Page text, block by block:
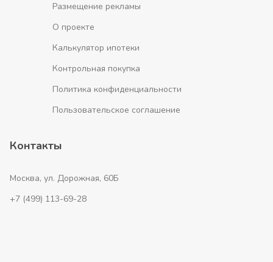
Размещение рекламы
О проекте
Калькулятор ипотеки
Контрольная покупка
Политика конфиденциальности
Пользовательское соглашение
Контакты
Москва, ул. Дорожная, 60Б
+7 (499) 113-69-28